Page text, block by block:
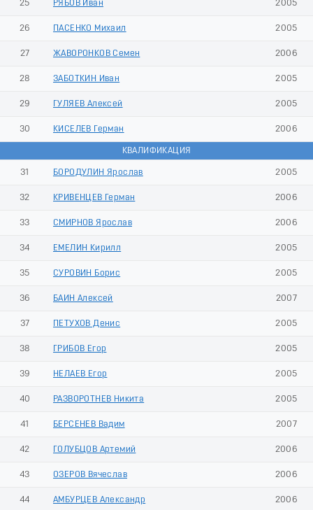
25 РЯБОВ Иван 2005
26 ПАСЕНКО Михаил 2005
27 ЖАВОРОНКОВ Семен 2006
28 ЗАБОТКИН Иван 2005
29 ГУЛЯЕВ Алексей 2005
30 КИСЕЛЕВ Герман 2006
КВАЛИФИКАЦИЯ
31 БОРОДУЛИН Ярослав 2005
32 КРИВЕНЦЕВ Герман 2006
33 СМИРНОВ Ярослав 2006
34 ЕМЕЛИН Кирилл 2005
35 СУРОВИН Борис 2005
36 БАИН Алексей 2007
37 ПЕТУХОВ Денис 2005
38 ГРИБОВ Егор 2005
39 НЕЛАЕВ Егор 2005
40 РАЗВОРОТНЕВ Никита 2005
41 БЕРСЕНЕВ Вадим 2007
42 ГОЛУБЦОВ Артемий 2006
43 ОЗЕРОВ Вячеслав 2006
44 АМБУРЦЕВ Александр 2006